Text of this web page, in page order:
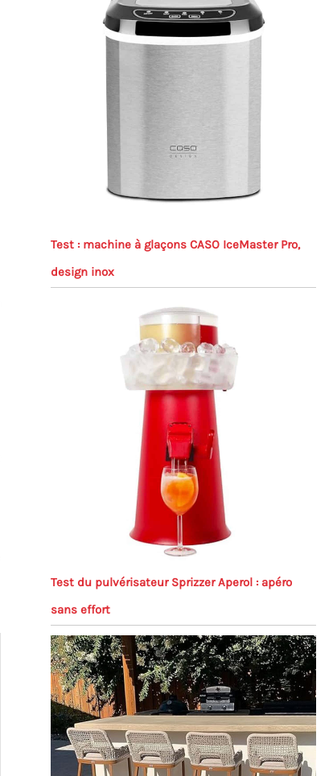
Test : machine à glaçons CASO IceMaster Pro,
design inox
Test du pulvérisateur Sprizzer Aperol : apéro
sans effort